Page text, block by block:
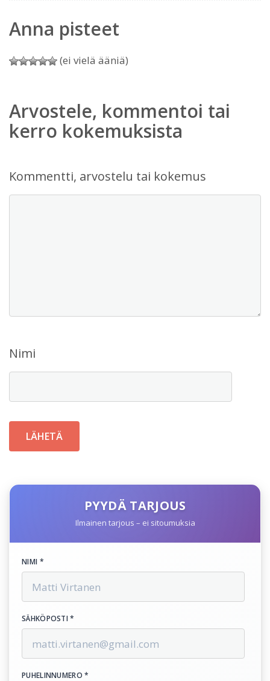
Anna pisteet
(ei vielä ääniä)
Arvostele, kommentoi tai
kerro kokemuksista
Kommentti, arvostelu tai kokemus
Nimi
PYYDÄ TARJOUS
Ilmainen tarjous – ei sitoumuksia
NIMI *
SÄHKÖPOSTI *
PUHELINNUMERO *